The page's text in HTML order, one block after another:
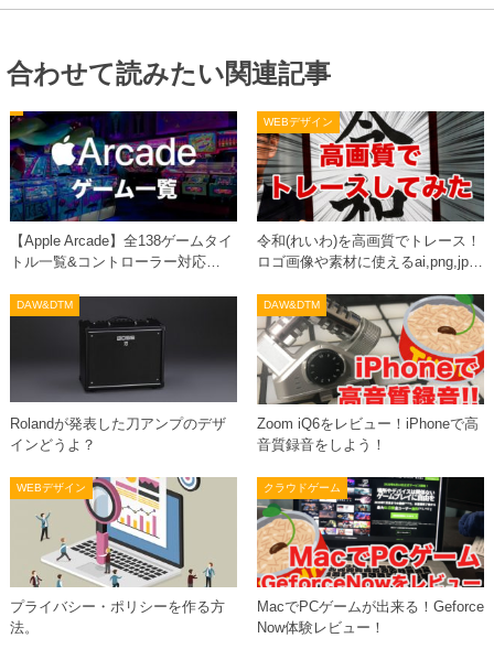
合わせて読みたい関連記事
【Apple Arcade】全138ゲームタイ
トル一覧&コントローラー対応…
令和(れいわ)を高画質でトレース！
ロゴ画像や素材に使えるai,png,jp…
WEBデザイン
Rolandが発表した刀アンプのデザ
インどうよ？
DAW&DTM
Zoom iQ6をレビュー！iPhoneで高
音質録音をしよう！
DAW&DTM
プライバシー・ポリシーを作る方
法。
WEBデザイン
MacでPCゲームが出来る！Geforce
Now体験レビュー！
クラウドゲーム